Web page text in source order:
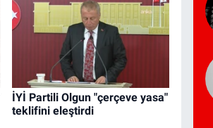
İYİ Partili Olgun "çerçeve yasa"
teklifini eleştirdi